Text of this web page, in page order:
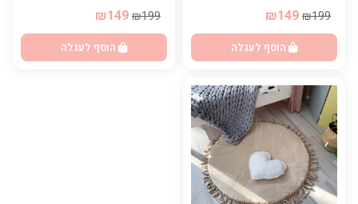
₪199
הוסף לעגלה
₪199
הוסף לעגלה